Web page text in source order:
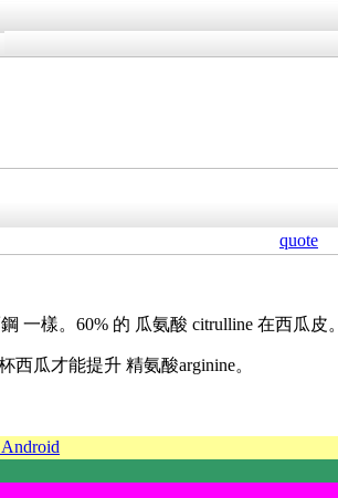
quote
一樣。60% 的 瓜氨酸 citrulline 在西瓜皮。
西瓜才能提升 精氨酸arginine。